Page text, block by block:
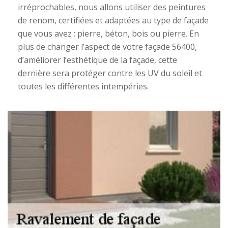
irréprochables, nous allons utiliser des peintures
de renom, certifiées et adaptées au type de façade
que vous avez : pierre, béton, bois ou pierre. En
plus de changer l’aspect de votre façade 56400,
d’améliorer l’esthétique de la façade, cette
dernière sera protéger contre les UV du soleil et
toutes les différentes intempéries.